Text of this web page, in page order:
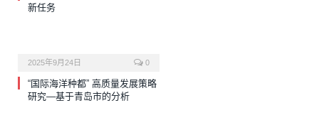
新任务
2025年9月24日 0
“国际海洋种都” 高质量发展策略
研究—基于青岛市的分析